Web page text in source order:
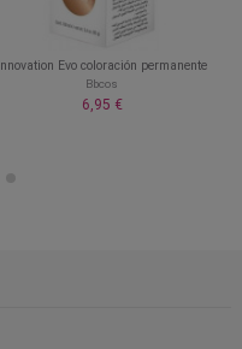
Innovation Evo coloración permanente
Bbcos
6,95 €